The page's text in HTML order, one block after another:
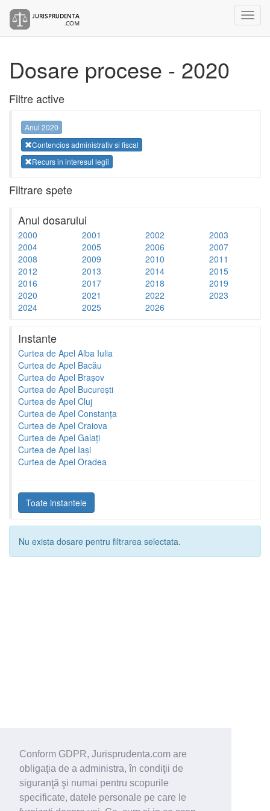
Conform GDPR, Jurisprudenta.com are
obligaţia de a administra, în condiţii de
siguranţă şi numai pentru scopurile
specificate, datele personale pe care le
Dosare procese - 2020
Filtre active
Anul 2020
Contencios administrativ si fiscal
Recurs in interesul legii
Filtrare spete
Anul dosarului
2000 2001 2002
2003
2004
2005 2006
2007
2008
2009 2010
2011
2012
2013 2014
2015
2016
2017 2018
2019
2020
2021 2022
2023
2024
2025 2026
Instante
Curtea de Apel Alba Iulia
Curtea de Apel Bacău
Curtea de Apel Brașov
Curtea de Apel București
Curtea de Apel Cluj
Curtea de Apel Constanța
Curtea de Apel Craiova
Curtea de Apel Galați
Curtea de Apel Iași
Curtea de Apel Oradea
Toate instantele
Nu exista dosare pentru filtrarea selectata.